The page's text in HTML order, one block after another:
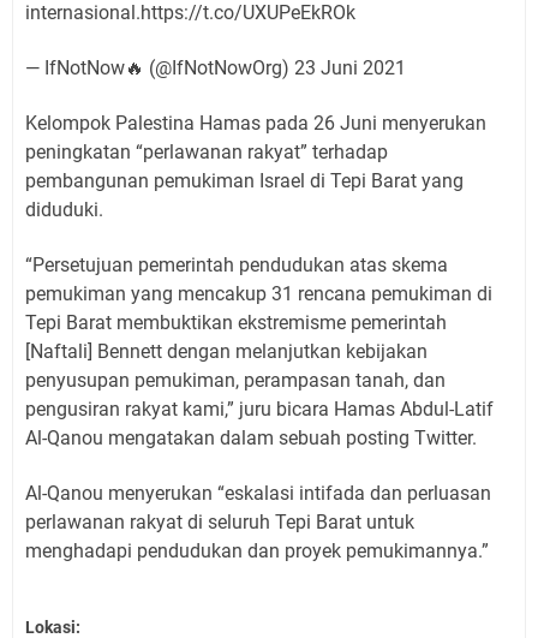
internasional.https://t.co/UXUPeEkROk
— IfNotNow🔥 (@IfNotNowOrg) 23 Juni 2021
Kelompok Palestina Hamas pada 26 Juni menyerukan
peningkatan “perlawanan rakyat” terhadap
pembangunan pemukiman Israel di Tepi Barat yang
diduduki.
“Persetujuan pemerintah pendudukan atas skema
pemukiman yang mencakup 31 rencana pemukiman di
Tepi Barat membuktikan ekstremisme pemerintah
[Naftali] Bennett dengan melanjutkan kebijakan
penyusupan pemukiman, perampasan tanah, dan
pengusiran rakyat kami,” juru bicara Hamas Abdul-Latif
Al-Qanou mengatakan dalam sebuah posting Twitter.
Al-Qanou menyerukan “eskalasi intifada dan perluasan
perlawanan rakyat di seluruh Tepi Barat untuk
menghadapi pendudukan dan proyek pemukimannya.”
Lokasi: